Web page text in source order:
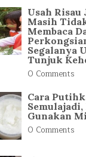
Usah
Masih
Membaca
Segalanya
Tunjuk
0 Comments
Cara
Gunakan
0 Comments